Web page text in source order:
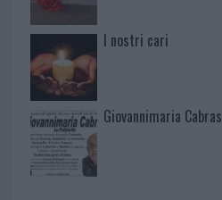
I nostri cari
Giovannimaria Cabras